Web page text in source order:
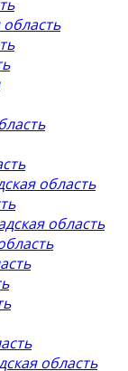
область
область
область